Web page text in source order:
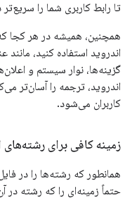
تا رابط کاربری شما را
همچنین، همیشه در هر کجا
اندروید استفاده کنید، مانند
گزینه‌ها، نوار سیستم و
اندروید، ترجمه را آسان‌تر
کاربران می‌شود.
زمینه کافی برای
همانطور که رشته‌ها را در
حتماً زمینه‌ای را که رشته